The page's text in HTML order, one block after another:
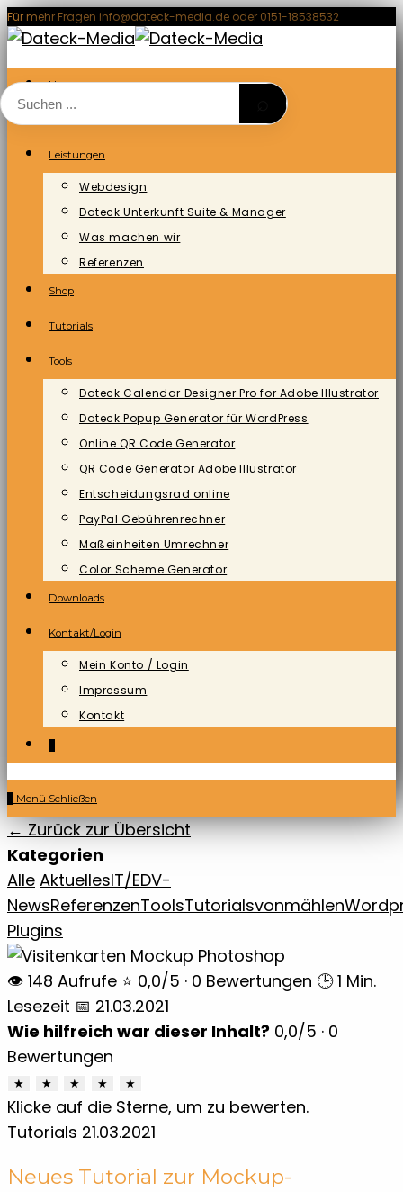
Zum
Inhalt
springen
Für mehr Fragen info@dateck-media.de oder 0151-18538532
Home
Leistungen
Webdesign
Dateck Unterkunft Suite & Manager
Was machen wir
Referenzen
Shop
Tutorials
Tools
Dateck Calendar Designer Pro for Adobe Illustrator
Dateck Popup Generator für WordPress
Online QR Code Generator
QR Code Generator Adobe Illustrator
Entscheidungsrad online
PayPal Gebührenrechner
Maßeinheiten Umrechner
Color Scheme Generator
Downloads
Kontakt/Login
Mein Konto / Login
Impressum
Kontakt
Menü Schließen
← Zurück zur Übersicht
Kategorien
Alle AktuellesIT/EDV-
NewsReferenzenToolsTutorialsvonmählen
Plugins
👁 148 Aufrufe ⭐ 0,0/5 · 0 Bewertungen 🕒 1 Min.
Lesezeit 📅 21.03.2021
Wie hilfreich war dieser Inhalt? 0,0/5 · 0
Bewertungen
★ ★ ★ ★ ★
Klicke auf die Sterne, um zu bewerten.
Tutorials 21.03.2021
Neues Tutorial zur Mockup-